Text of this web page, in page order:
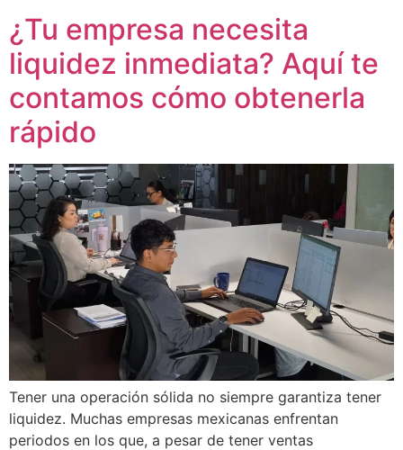
¿Tu empresa necesita
liquidez inmediata? Aquí te
contamos cómo obtenerla
rápido
Tener una operación sólida no siempre garantiza tener
liquidez. Muchas empresas mexicanas enfrentan
periodos en los que, a pesar de tener ventas